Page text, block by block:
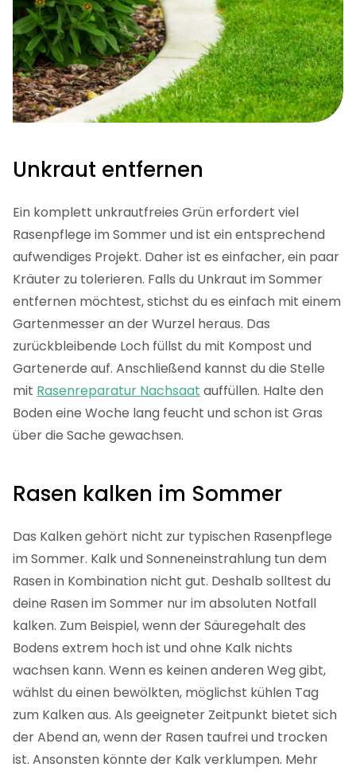
Unkraut entfernen
Ein komplett unkrautfreies Grün erfordert viel
Rasenpflege im Sommer und ist ein entsprechend
aufwendiges Projekt. Daher ist es einfacher, ein paar
Kräuter zu tolerieren. Falls du Unkraut im Sommer
entfernen möchtest, stichst du es einfach mit einem
Gartenmesser an der Wurzel heraus. Das
zurückbleibende Loch füllst du mit Kompost und
Gartenerde auf. Anschließend kannst du die Stelle
mit Rasenreparatur Nachsaat auffüllen. Halte den
Boden eine Woche lang feucht und schon ist Gras
über die Sache gewachsen.
Rasen kalken im Sommer
Das Kalken gehört nicht zur typischen Rasenpflege
im Sommer. Kalk und Sonneneinstrahlung tun dem
Rasen in Kombination nicht gut. Deshalb solltest du
deine Rasen im Sommer nur im absoluten Notfall
kalken. Zum Beispiel, wenn der Säuregehalt des
Bodens extrem hoch ist und ohne Kalk nichts
wachsen kann. Wenn es keinen anderen Weg gibt,
wählst du einen bewölkten, möglichst kühlen Tag
zum Kalken aus. Als geeigneter Zeitpunkt bietet sich
der Abend an, wenn der Rasen taufrei und trocken
ist. Ansonsten könnte der Kalk verklumpen. Mehr